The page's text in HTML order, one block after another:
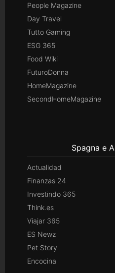
People Magazine
Day Travel
Tutto Gaming
ESG 365
Food Wiki
FuturoDonna
HomeMagazine
SecondHomeMagazine
Spagna e
Actualidad
Finanzas 24
Investindo 365
Think.es
Viajar 365
ES Newz
Pet Story
Encocina